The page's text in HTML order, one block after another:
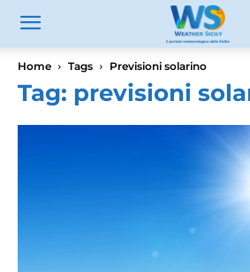
Home Tags Previsioni solarino
Tag: previsioni